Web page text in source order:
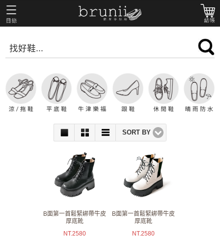
SORT BY
B面第一首鬆緊綁帶牛皮
厚底靴
NT.2580
B面第一首鬆緊綁帶牛皮
厚底靴
NT.2580